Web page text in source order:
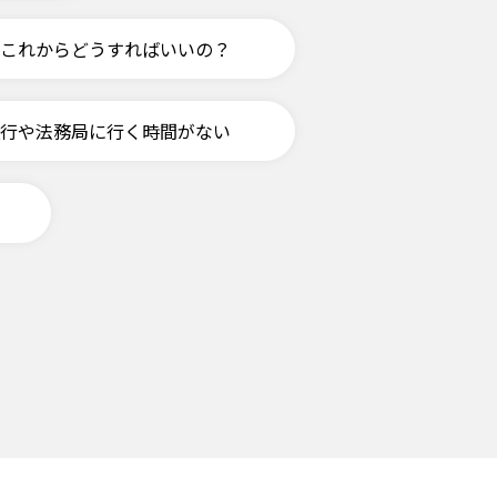
れからどうすればいいの？
や法務局に行く時間がない